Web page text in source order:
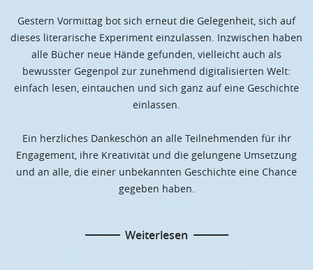
Gestern Vormittag bot sich erneut die Gelegenheit, sich auf
dieses literarische Experiment einzulassen. Inzwischen haben
alle Bücher neue Hände gefunden, vielleicht auch als
bewusster Gegenpol zur zunehmend digitalisierten Welt:
einfach lesen, eintauchen und sich ganz auf eine Geschichte
einlassen.
Ein herzliches Dankeschön an alle Teilnehmenden für ihr
Engagement, ihre Kreativität und die gelungene Umsetzung
und an alle, die einer unbekannten Geschichte eine Chance
gegeben haben.
Weiterlesen